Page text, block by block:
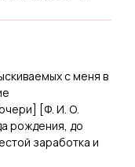
с меня в
] [Ф. И. О.
рождения, до
заработка и